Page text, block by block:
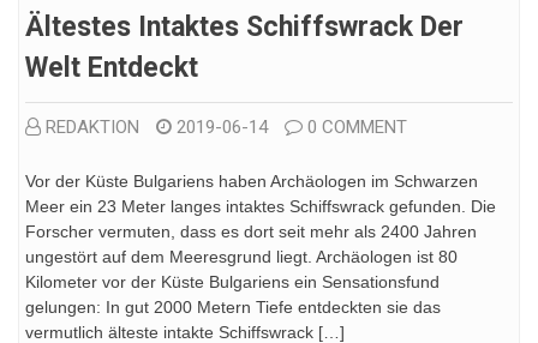
Ältestes Intaktes Schiffswrack Der
Welt Entdeckt
REDAKTION 2019-06-14 0 COMMENT
Vor der Küste Bulgariens haben Archäologen im Schwarzen
Meer ein 23 Meter langes intaktes Schiffswrack gefunden. Die
Forscher vermuten, dass es dort seit mehr als 2400 Jahren
ungestört auf dem Meeresgrund liegt. Archäologen ist 80
Kilometer vor der Küste Bulgariens ein Sensationsfund
gelungen: In gut 2000 Metern Tiefe entdeckten sie das
vermutlich älteste intakte Schiffswrack […]